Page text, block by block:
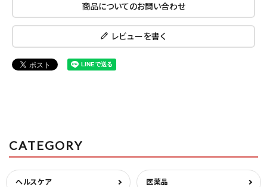
商品についてのお問い合わせ
レビューを書く
CATEGORY
ヘルスケア 医薬品